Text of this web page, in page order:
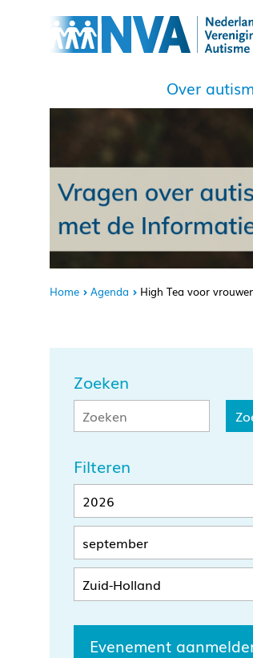
Over
Home Agenda High Tea voor
Zoeken
Filteren
Evenement